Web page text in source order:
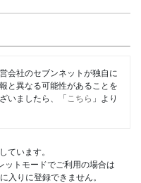
会社のセブンネットが独自に
と異なる可能性があることを
いましたら、「 こちら 」より
ています。
ットモードでご利用の場合は
入りに登録できません。